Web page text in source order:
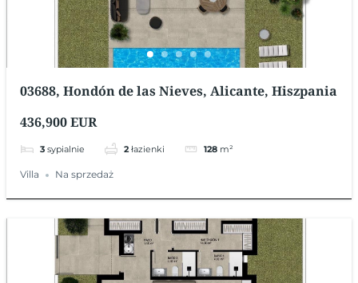
03688, Hondón de las Nieves, Alicante, Hiszpania
436,900 EUR
3 sypialnie 2 łazienki 128 m²
Villa Na sprzedaż